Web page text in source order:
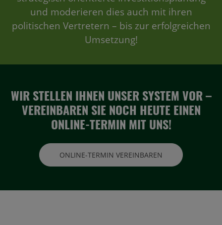
und moderieren dies auch mit ihren
politischen Vertretern – bis zur erfolgreichen
Umsetzung!
WIR STELLEN IHNEN UNSER SYSTEM VOR –
VEREINBAREN SIE NOCH HEUTE EINEN
ONLINE-TERMIN MIT UNS!
ONLINE-TERMIN VEREINBAREN